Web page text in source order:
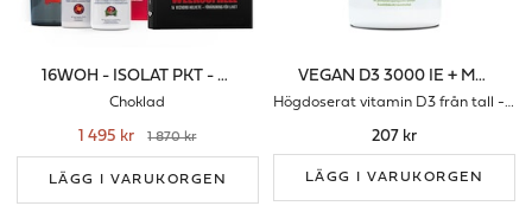
16WOH - ISOLAT PKT - CHOKLAD
Choklad
1 495 kr 1 870 kr
LÄGG I VARUKORGEN
VEGAN D3 3000 IE + MCT-FETT
Högdoserat vitamin D3 från tall - för ditt immunförsvar
207 kr
LÄGG I VARUKORGEN